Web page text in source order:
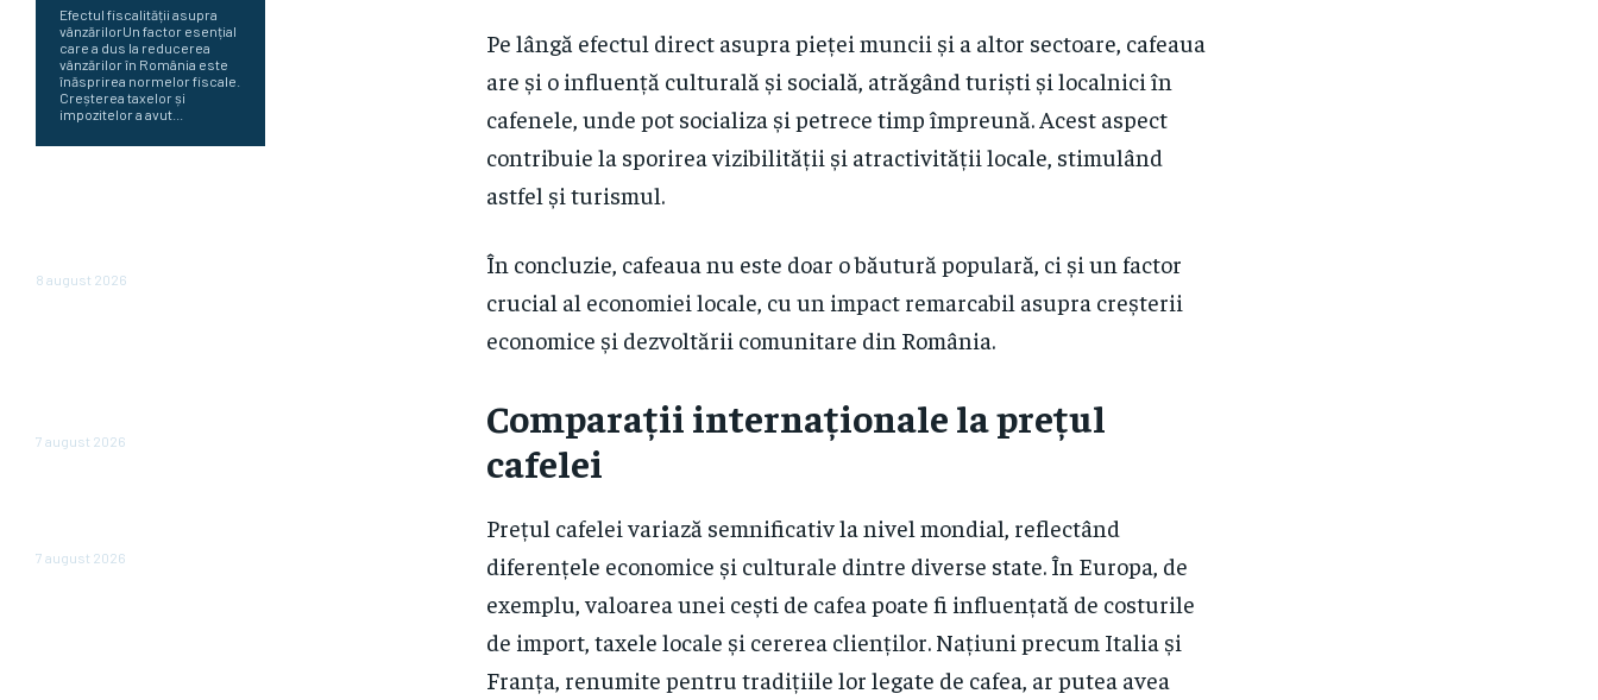
Efectul fiscalității asupra
vânzărilorUn factor esențial
care a dus la reducerea
vânzărilor în România este
înăsprirea normelor fiscale.
Creșterea taxelor și
impozitelor a avut...
8 august 2026
7 august 2026
7 august 2026
Pe lângă efectul direct asupra pieței muncii și a altor sectoare, cafeaua
are și o influență culturală și socială, atrăgând turiști și localnici în
cafenele, unde pot socializa și petrece timp împreună. Acest aspect
contribuie la sporirea vizibilității și atractivității locale, stimulând
astfel și turismul.
În concluzie, cafeaua nu este doar o băutură populară, ci și un factor
crucial al economiei locale, cu un impact remarcabil asupra creșterii
economice și dezvoltării comunitare din România.
Comparații internaționale la prețul
cafelei
Prețul cafelei variază semnificativ la nivel mondial, reflectând
diferențele economice și culturale dintre diverse state. În Europa, de
exemplu, valoarea unei cești de cafea poate fi influențată de costurile
de import, taxele locale și cererea clienților. Națiuni precum Italia și
Franța, renumite pentru tradițiile lor legate de cafea, ar putea avea